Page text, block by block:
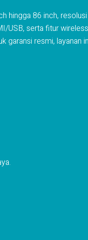
hingga 86 inch,
USB, serta fitur
resmi, layanan